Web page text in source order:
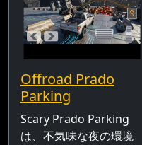
Offroad Prado
Parking
Scary Prado Parking
は、不気味な夜の環境